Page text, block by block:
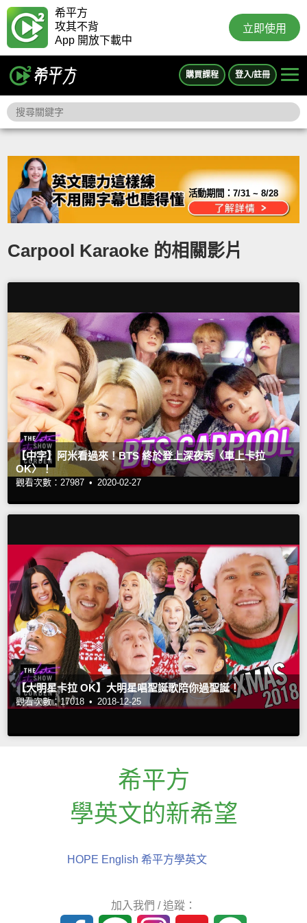
希平方
攻其不背
App 開放下載中
立即使用
購買課程 登入/註冊
活動期間：7/31 ~ 8/28
Carpool Karaoke 的相關影片
【中字】阿米看過來！BTS 終於登上深夜秀〈車上卡拉
OK〉！
觀看次數：27987 • 2020-02-27
【大明星卡拉 OK】大明星唱聖誕歌陪你過聖誕！
觀看次數：17018 • 2018-12-25
希平方
學英文的新希望
HOPE English 希平方學英文
加入我們 / 追蹤：